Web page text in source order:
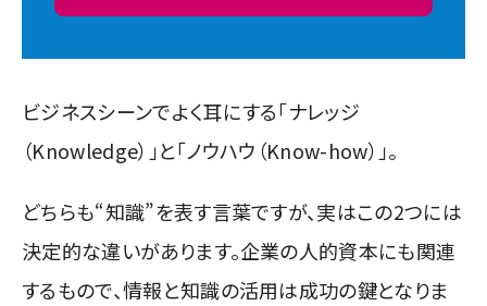
ビジネスシーンでよく耳にする「ナレッジ
（Knowledge）」と「ノウハウ（Know-how）」。
どちらも“知識”を表す言葉ですが、実はこの2つには
決定的な違いがあります。企業の人的資本にも関連
するもので、情報と知識の活用は成功の鍵となりま